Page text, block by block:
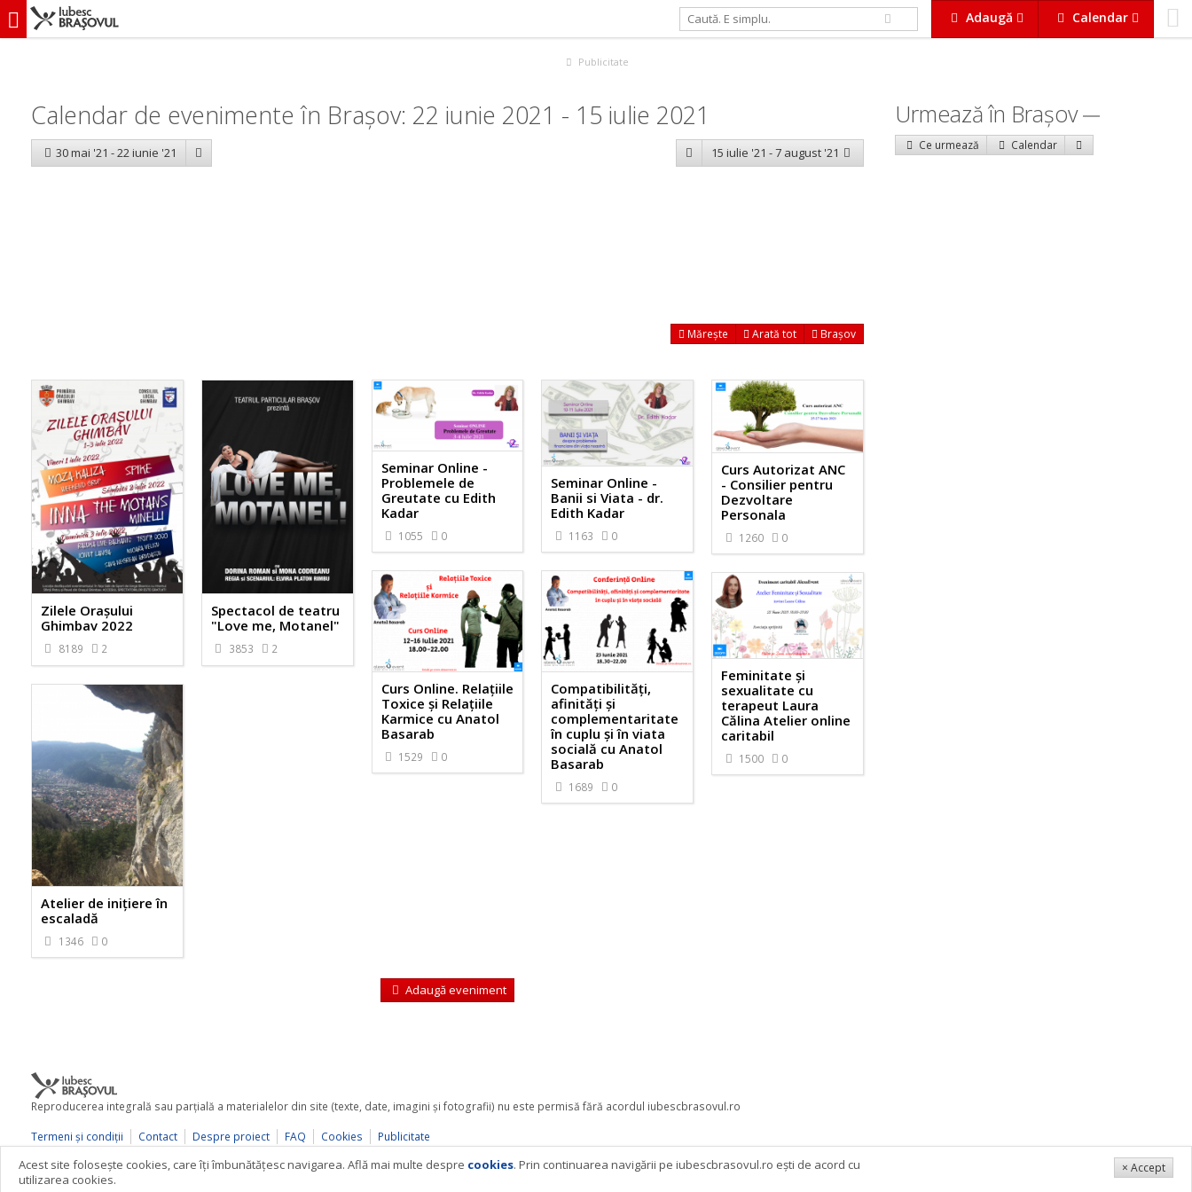
Adaugă Calendar
iubescbraşovul.ro
Publicitate
Calendar de evenimente în Brașov: 22 iunie 2021 - 15 iulie 2021
30 mai '21 - 22 iunie '21 15 iulie '21 - 7 august '21
Mărește Arată tot Brașov
Zilele Orașului
Ghimbav 2022
8189 2
Spectacol de teatru
"Love me, Motanel"
3853 2
Seminar Online -
Problemele de
Greutate cu Edith
Kadar
1055 0
Seminar Online -
Banii si Viata - dr.
Edith Kadar
1163 0
Curs Autorizat ANC
- Consilier pentru
Dezvoltare
Personala
1260 0
Curs Online. Relațiile
Toxice și Relațiile
Karmice cu Anatol
Basarab
1529 0
Compatibilități,
afinități și
complementaritate
în cuplu și în viata
socială cu Anatol
Basarab
1689 0
Feminitate și
sexualitate cu
terapeut Laura
Călina Atelier online
caritabil
1500 0
Atelier de inițiere în
escaladă
1346 0
Adaugă eveniment
Urmează în Braşov
Ce urmează Calendar
Reproducerea integrală sau parţială a materialelor din site (texte, date, imagini şi fotografii) nu este permisă fără acordul iubescbrasovul.ro
Termeni şi condiţii
Contact Despre proiect FAQ Cookies
Publicitate
© 2026 iubescbrasovul.ro
Acest site foloseşte cookies, care îţi îmbunătăţesc navigarea. Află mai multe despre cookies. Prin continuarea navigării pe iubescbrasovul.ro eşti de acord cu
utilizarea cookies.
× Accept